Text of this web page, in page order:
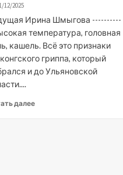
12/2025
Ирина Шмыгова ----------
температура, головная
кашель. Всё это признаки
гриппа, который
и до Ульяновской
далее